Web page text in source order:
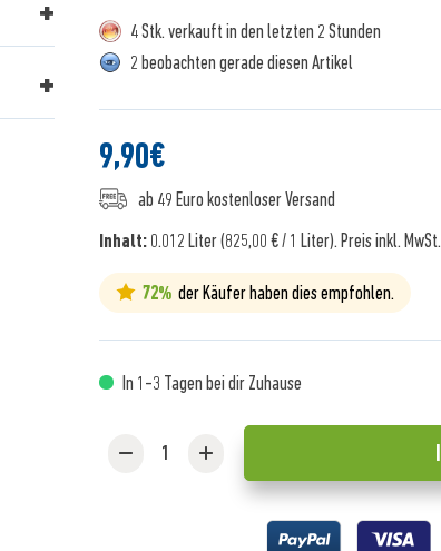
4 Stk. verkauft in den letzten 2 Stunden
2 beobachten gerade diesen Artikel
9,90€
ab 49 Euro kostenloser Versand
Inhalt:0.012 Liter (825,00 € / 1 Liter). Preis inkl.
72% der Käufer haben dies empfohlen.
In 1-3 Tagen bei dir Zuhause